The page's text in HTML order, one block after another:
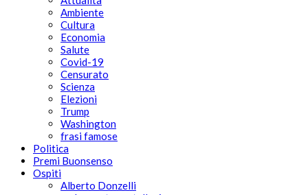
Ambiente
Cultura
Economia
Salute
Covid-19
Censurato
Scienza
Elezioni
Trump
Washington
frasi famose
Politica
Premi Buonsenso
Ospiti
Alberto Donzelli